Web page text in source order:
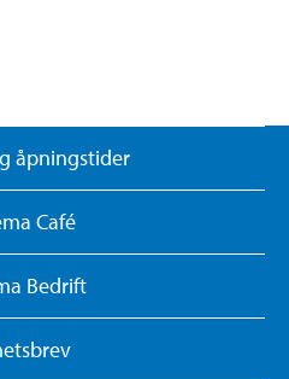
åpningstider
Café
Bedrift